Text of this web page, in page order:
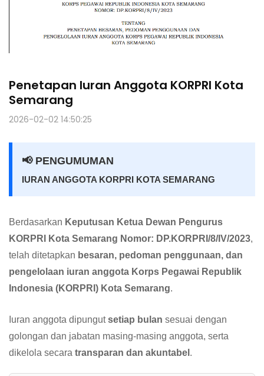
Penetapan Iuran Anggota KORPRI Kota
Semarang
2026-02-02 14:50:25
📢 PENGUMUMAN
IURAN ANGGOTA KORPRI KOTA SEMARANG
Berdasarkan Keputusan Ketua Dewan Pengurus
KORPRI Kota Semarang Nomor: DP.KORPRI/8/IV/2023,
telah ditetapkan besaran, pedoman penggunaan, dan
pengelolaan iuran anggota Korps Pegawai Republik
Indonesia (KORPRI) Kota Semarang.
Iuran anggota dipungutsetiap bulan sesuai dengan
golongan dan jabatan masing-masing anggota, serta
dikelola secara transparan dan akuntabel .